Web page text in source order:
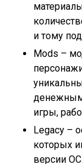
и тому
Mods –
игры,
Legacy –
которых
версии